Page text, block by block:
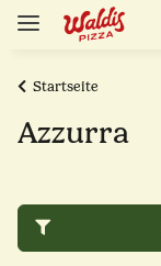
Startseite
Azzurra